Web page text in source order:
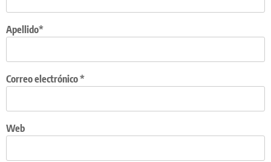
Apellido*
Correo electrónico*
Web